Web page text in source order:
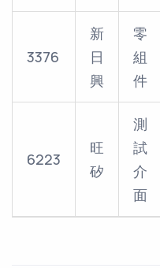
3376
新
日
興
零
組
件
6223
旺
矽
測
試
介
面